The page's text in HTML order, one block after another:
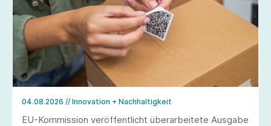
04.08.2026 // Innovation + Nachhaltigkeit
EU-Kommission veröffentlicht überarbeitete Ausgabe